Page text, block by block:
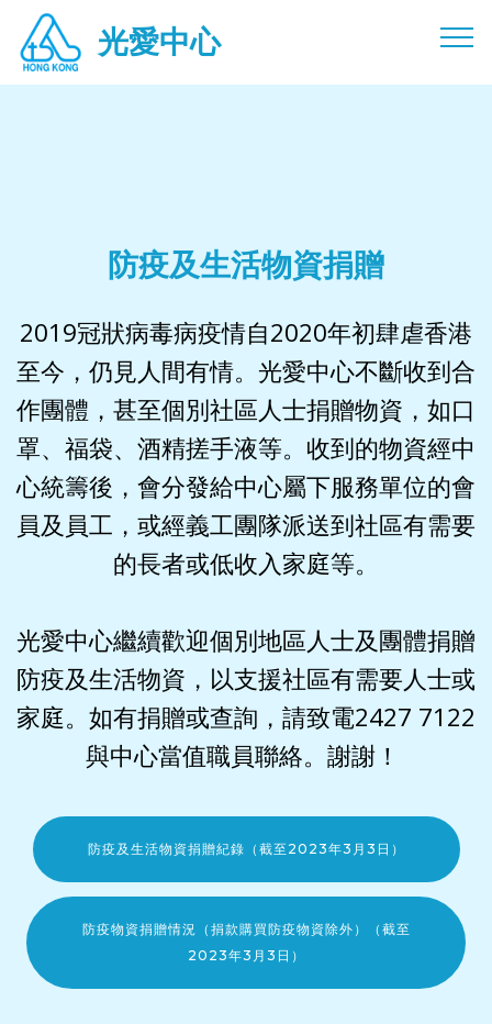
光愛中心光愛中心光愛中心光愛中心光愛中心光愛 慈惠慈惠慈
惠慈惠慈惠
光愛中心
防疫及生活物資捐贈
2019冠狀病毒病疫情自2020年初肆虐香港
至今，仍見人間有情。光愛中心不斷收到合
作團體，甚至個別社區人士捐贈物資，如口
罩、福袋、酒精搓手液等。收到的物資經中
心統籌後，會分發給中心屬下服務單位的會
員及員工，或經義工團隊派送到社區有需要
的長者或低收入家庭等。
光愛中心繼續歡迎個別地區人士及團體捐贈
防疫及生活物資，以支援社區有需要人士或
家庭。如有捐贈或查詢，請致電2427 7122
與中心當值職員聯絡。謝謝！
防疫及生活物資捐贈紀錄（截至2023年3月3日）
防疫物資捐贈情況（捐款購買防疫物資除外）（截至
2023年3月3日）